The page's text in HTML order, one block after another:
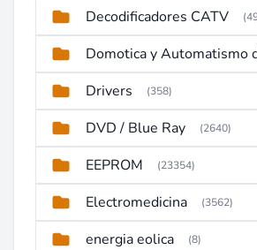
Decodificadores CATV
Domotica y Automatismo
Drivers (358)
DVD / Blue Ray (2640)
EEPROM (23354)
Electromedicina (3562)
energia eolica (8)